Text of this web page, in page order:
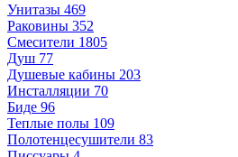
Унитазы 469
Раковины 352
Смесители 1805
Душ 77
Душевые кабины 203
Инсталляции 70
Биде 96
Теплые полы 109
Полотенцесушители 83